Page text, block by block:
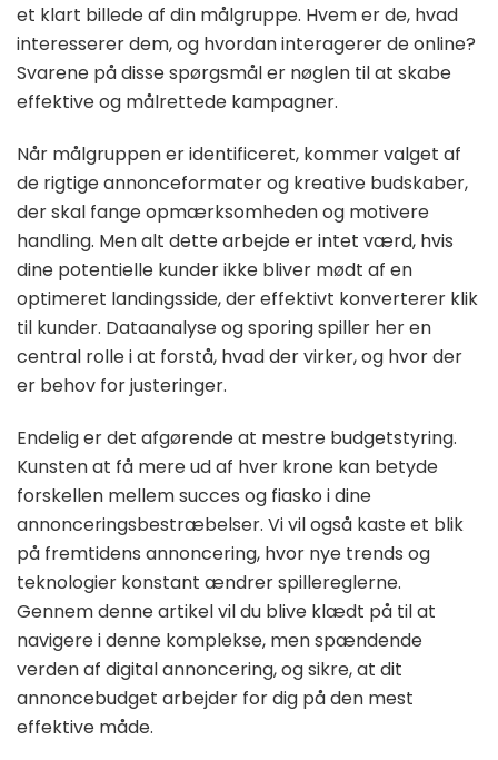
et klart billede af din målgruppe. Hvem er de, hvad
interesserer dem, og hvordan interagerer de online?
Svarene på disse spørgsmål er nøglen til at skabe
effektive og målrettede kampagner.
Når målgruppen er identificeret, kommer valget af
de rigtige annonceformater og kreative budskaber,
der skal fange opmærksomheden og motivere
handling. Men alt dette arbejde er intet værd, hvis
dine potentielle kunder ikke bliver mødt af en
optimeret landingsside, der effektivt konverterer klik
til kunder. Dataanalyse og sporing spiller her en
central rolle i at forstå, hvad der virker, og hvor der
er behov for justeringer.
Endelig er det afgørende at mestre budgetstyring.
Kunsten at få mere ud af hver krone kan betyde
forskellen mellem succes og fiasko i dine
annonceringsbestræbelser. Vi vil også kaste et blik
på fremtidens annoncering, hvor nye trends og
teknologier konstant ændrer spillereglerne.
Gennem denne artikel vil du blive klædt på til at
navigere i denne komplekse, men spændende
verden af digital annoncering, og sikre, at dit
annoncebudget arbejder for dig på den mest
effektive måde.